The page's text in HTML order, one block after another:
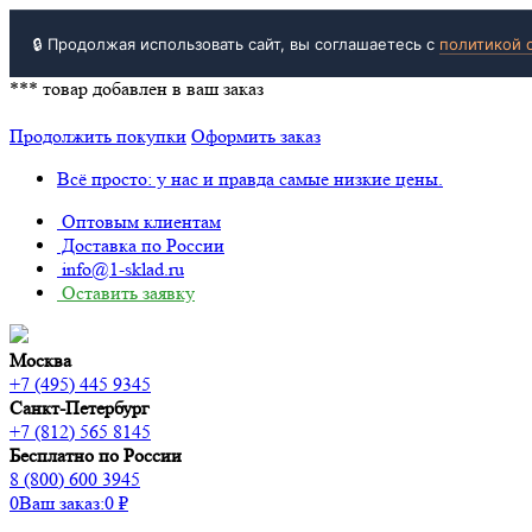
🔒 Продолжая использовать сайт, вы соглашаетесь с политикой
*** товар добавлен в ваш заказ
Продолжить покупки Оформить заказ
Всё просто: у нас и правда самые низкие цены.
Оптовым клиентам
Доставка по России
info@1-sklad.ru
Оставить заявку
Москва
+7 (495) 445 9345
Санкт-Петербург
+7 (812) 565 8145
Бесплатно по России
8 (800) 600 3945
0Ваш заказ:0 ₽